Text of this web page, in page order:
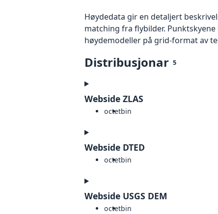
Høydedata gir en detaljert
matching fra flybilder.
høydemodeller på grid-format av
Distribusjonar 5
Webside ZLAS
octetbin
Webside DTED
octetbin
Webside USGS DEM
octetbin